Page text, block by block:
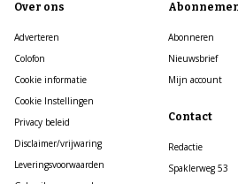
Over ons
Adverteren
Colofon
Cookie informatie
Cookie Instellingen
Privacy beleid
Disclaimer/vrijwaring
Leveringsvoorwaarden
Abonneren
Nieuwsbrief
Mijn account
Contact
Redactie
Spaklerweg 53